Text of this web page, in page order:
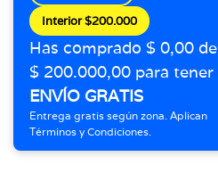
Interior $200.000
Has comprado $ 0,00 de
$ 200.000,00 para tener
ENVÍO GRATIS
Entrega gratis según zona. Aplican
Términos y Condiciones.